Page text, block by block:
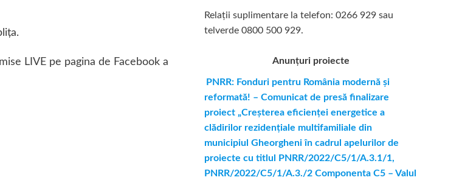
LIVE pe pagina de Facebook a
Relații suplimentare la tel efon: 0266 929 sau
telverde 0800 500 929.
Anunțuri proiecte
PNRR: Fonduri pentru România modernă şi
reformată! – Comunicat de presă finalizare
proiect „Creşterea eficienţei energetice a
clădirilor rezidenţiale multifamiliale din
municipiul Gheorgheni în cadrul apelurilor de
proiecte cu titlul PNRR/2022/C5/1/A.3.1/1,
PNRR/2022/C5/1/A.3./2 Componenta C5 – Valul